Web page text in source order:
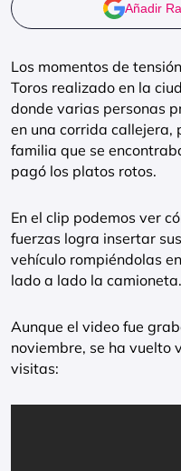
Añadir
Los momentos de
Toros realizado en la
donde varias personas
en una corrida callejera,
familia que se
pagó los platos rotos.
En el clip podemos ver
fuerzas logra insertar
vehículo rompiéndolas
lado a lado la camioneta.
Aunque el video fue
noviembre, se ha vuelto
visitas: